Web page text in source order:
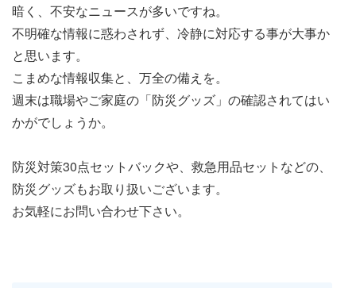
暗く、不安なニュースが多いですね。
不明確な情報に惑わされず、冷静に対応する事が大事か
と思います。
こまめな情報収集と、万全の備えを。
週末は職場やご家庭の「防災グッズ」の確認されてはい
かがでしょうか。
防災対策30点セットバックや、救急用品セットなどの、
防災グッズもお取り扱いございます。
お気軽にお問い合わせ下さい。